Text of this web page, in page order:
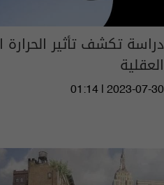
دراسة تكشف تأثير
العقلية
01:14 | 2023-07-30